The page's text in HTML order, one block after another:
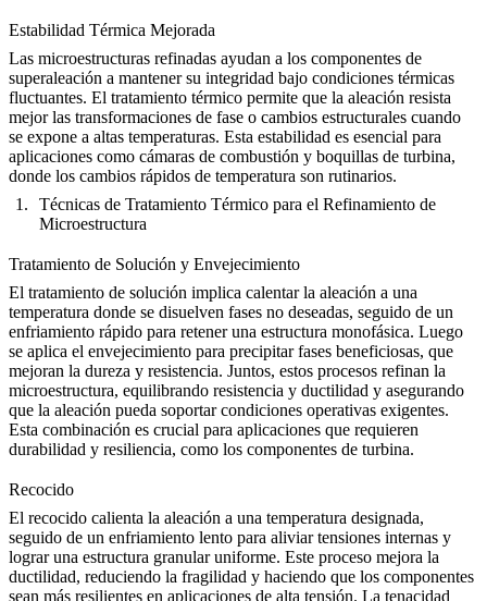
Estabilidad Térmica Mejorada
Las microestructuras refinadas ayudan a los componentes de
superaleación a mantener su integridad bajo condiciones térmicas
fluctuantes. El tratamiento térmico permite que la aleación resista
mejor las transformaciones de fase o cambios estructurales cuando
se expone a altas temperaturas. Esta estabilidad es esencial para
aplicaciones como cámaras de combustión y boquillas de turbina,
donde los cambios rápidos de temperatura son rutinarios.
Técnicas de Tratamiento Térmico para el Refinamiento de
Microestructura
Tratamiento de Solución y Envejecimiento
El tratamiento de solución implica calentar la aleación a una
temperatura donde se disuelven fases no deseadas, seguido de un
enfriamiento rápido para retener una estructura monofásica. Luego
se aplica el envejecimiento para precipitar fases beneficiosas, que
mejoran la dureza y resistencia. Juntos, estos procesos refinan la
microestructura, equilibrando resistencia y ductilidad y asegurando
que la aleación pueda soportar condiciones operativas exigentes.
Esta combinación es crucial para aplicaciones que requieren
durabilidad y resiliencia, como los componentes de turbina.
Recocido
El recocido calienta la aleación a una temperatura designada,
seguido de un enfriamiento lento para aliviar tensiones internas y
lograr una estructura granular uniforme. Este proceso mejora la
ductilidad, reduciendo la fragilidad y haciendo que los componentes
sean más resilientes en aplicaciones de alta tensión. La tenacidad